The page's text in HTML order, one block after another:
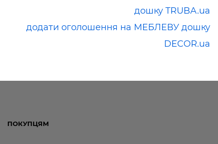
дошку TRUBA.ua
додати оголошення на МЕБЛЕВУ дошку
DECOR.ua
ПОКУПЦЯМ